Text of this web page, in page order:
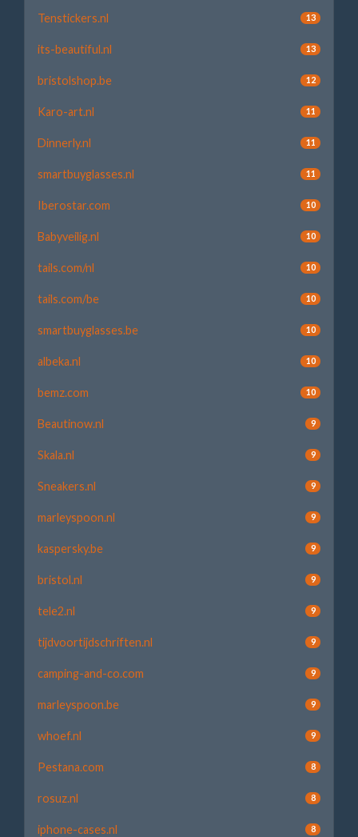
Tenstickers.nl 13
its-beautiful.nl 13
bristolshop.be 12
Karo-art.nl 11
Dinnerly.nl 11
smartbuyglasses.nl 11
Iberostar.com 10
Babyveilig.nl 10
tails.com/nl 10
tails.com/be 10
smartbuyglasses.be 10
albeka.nl 10
bemz.com 10
Beautinow.nl 9
Skala.nl 9
Sneakers.nl 9
marleyspoon.nl 9
kaspersky.be 9
bristol.nl 9
tele2.nl 9
tijdvoortijdschriften.nl 9
camping-and-co.com 9
marleyspoon.be 9
whoef.nl 9
Pestana.com 8
rosuz.nl 8
iphone-cases.nl 8